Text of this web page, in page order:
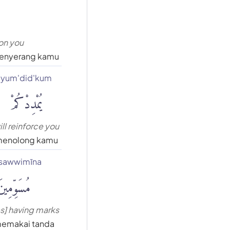
you
kamu
yum'did'kum
يُمْدِدْكُمْ
reinforce you
kamu
having marks
tanda